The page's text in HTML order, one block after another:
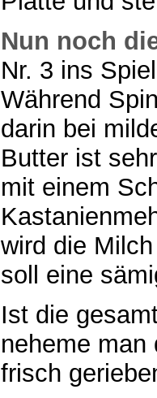
Nun noch
Nr. 3 ins
Während
darin bei
Butter ist
mit einem
wird die
soll eine
Ist die
neheme man
frisch